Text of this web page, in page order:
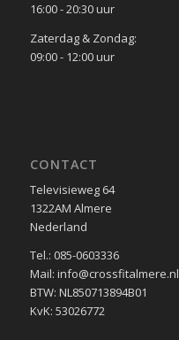
16:00 - 20:30 uur
Zaterdag & Zondag:
09:00 - 12:00 uur
CONTACT
Televisieweg 64
1322AM Almere
Nederland
Tel.: 085-0603336
Mail: info@crossfitalmere.nl
BTW: NL850713894B01
KvK: 53026772